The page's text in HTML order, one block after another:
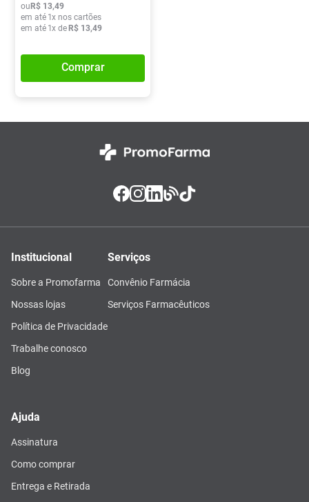
ouR$ 13,49
em até 1x nos cartões
em até 1x deR$ 13,49
Comprar
Institucional
Sobre a Promofarma
Nossas lojas
Política de Privacidade
Trabalhe conosco
Blog
Serviços
Convênio Farmácia
Serviços Farmacêuticos
Ajuda
Assinatura
Como comprar
Entrega e Retirada